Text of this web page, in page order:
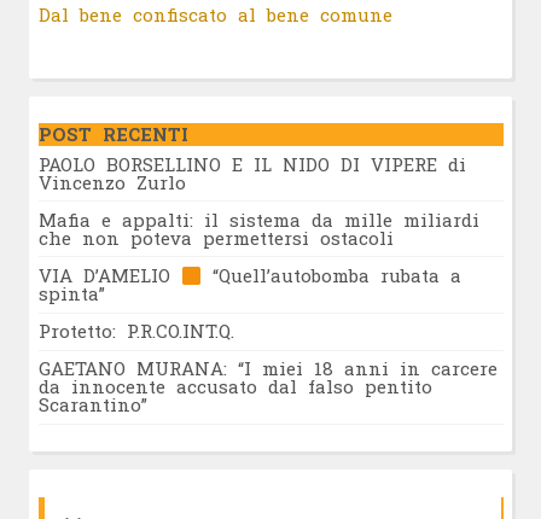
Dal bene confiscato al bene comune
POST RECENTI
PAOLO BORSELLINO E IL NIDO DI VIPERE di
Vincenzo Zurlo
Mafia e appalti: il sistema da mille miliardi
che non poteva permettersi ostacoli
VIA D’AMELIO
“Quell’autobomba rubata a
spinta”
Protetto: P.R.CO.INT.Q.
GAETANO MURANA: “I miei 18 anni in carcere
da innocente accusato dal falso pentito
Scarantino”